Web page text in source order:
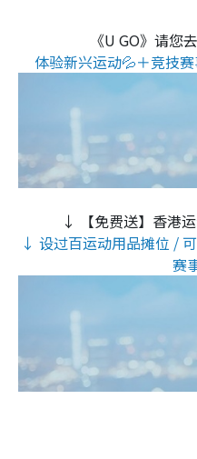
《U GO》请您
体验新兴运动💦＋竞技
↓ 【免费送】香港
↓ 设过百运动用品摊位 /
赛